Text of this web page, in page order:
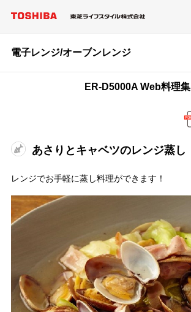
電子レンジ/オーブンレンジ
ER-D5000A Web料理集
あさりとキャベツのレンジ蒸し
レンジでお手軽に蒸し料理ができます！